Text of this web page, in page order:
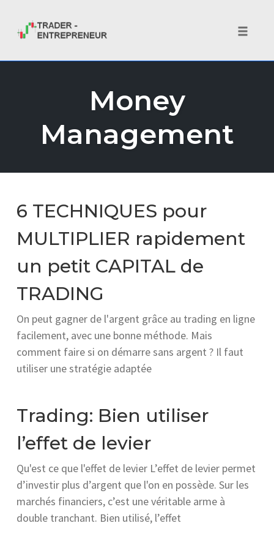
Money
Management
6 TECHNIQUES pour
MULTIPLIER rapidement
un petit CAPITAL de
TRADING
On peut gagner de l'argent grâce au trading en ligne
facilement, avec une bonne méthode. Mais
comment faire si on démarre sans argent ? Il faut
utiliser une stratégie adaptée
Trading: Bien utiliser
l’effet de levier
Qu'est ce que l'effet de levier L’effet de levier permet
d’investir plus d’argent que l'on en possède. Sur les
marchés financiers, c’est une véritable arme à
double tranchant. Bien utilisé, l’effet